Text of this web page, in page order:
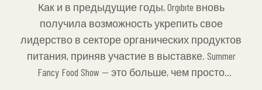
профессионалов отрасли, производителей,
дистрибьюторов и розничных продавцов.
Как и в предыдущие годы, Orgıbıte вновь
получила возможность укрепить свое
лидерство в секторе органических продуктов
питания, приняв участие в выставке. Summer
Fancy Food Show — это больше, чем просто